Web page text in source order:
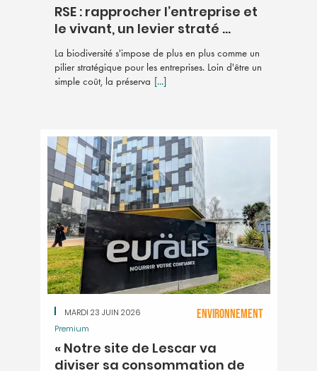
RSE : rapprocher l’entreprise et
le vivant, un levier straté ...
La biodiversité s'impose de plus en plus comme un
pilier stratégique pour les entreprises. Loin d'être un
simple coût, la préserva [...]
MARDI 23 JUIN 2026
« Notre site de Lescar va
diviser sa consommation de
ENVIRONNEMENT
Premium